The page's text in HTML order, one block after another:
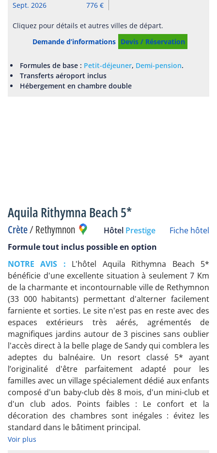
Demande d’informations Devis / Réservation
Sept. 2026
776
Cliquez pour détails et autres villes de départ.
Formules de base : Petit-déjeuner, Demi-pension.
Transferts aéroport inclus
Hébergement en chambre double
Aquila Rithymna Beach 5*
Crète/Rethymnon Hôtel Prestige
Fiche hôtel
Formule tout inclus possible en option
NOTRE AVIS : L'hôtel Aquila Rithymna Beach 5*
bénéficie d'une excellente situation à seulement 7 Km
de la charmante et incontournable ville de Rethymnon
(33 000 habitants) permettant d'alterner facilement
farniente et sorties. Le site n'est pas en reste avec des
espaces extérieurs très aérés, agrémentés de
magnifiques jardins autour de 3 piscines sans oublier
l'accès direct à la belle plage de Sandy qui comblera les
adeptes du balnéaire. Un resort classé 5* ayant
l’originalité d'être parfaitement adapté pour les
familles avec un village spécialement dédié aux enfants
composé d'un baby-club dès 8 mois, d'un mini-club et
d'un club ados. Points faibles : Le confort et la
décoration des chambres sont inégales : évitez les
standard dans le bâtiment principal.
Voir plus